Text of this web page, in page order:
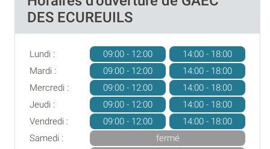
DES ECUREUILS
Lundi : 09:00 - 12:00
14:00 - 18:00
Mardi :
09:00 - 12:00
14:00 - 18:00
Mercredi :
09:00 - 12:00
14:00 - 18:00
Jeudi :
09:00 - 12:00
14:00 - 18:00
Vendredi :
09:00 - 12:00
14:00 - 18:00
Samedi :
fermé